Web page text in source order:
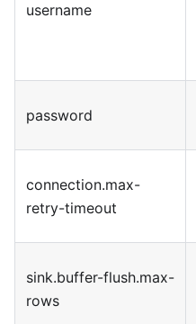
username
password
connection.max-
retry-timeout
sink.buffer-flush.max-
rows